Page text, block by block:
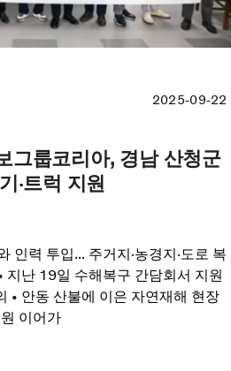
2025-09-22
그룹코리아, 경남 산청군
·트럭 지원
인력 투입... 주거지·농경지·도로 복
이어가